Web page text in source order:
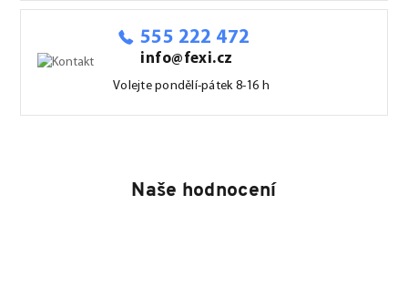
555 222 472
info@fexi.cz
Volejte pondělí-pátek 8-16 h
Naše hodnocení